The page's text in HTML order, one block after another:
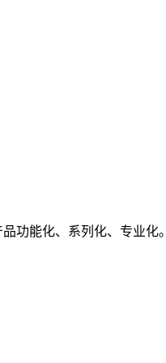
功能化、系列化、专业化。